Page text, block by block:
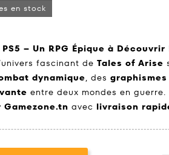
en stock
– Un RPG Épique à Découvrir
fascinant de Tales of Arise
dynamique, des
entre deux mondes en guerre.
avec livraison